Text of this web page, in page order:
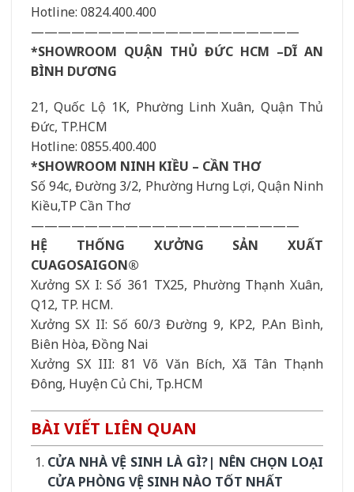
Hotline: 0824.400.400
————————————————————
*SHOWROOM QUẬN THỦ ĐỨC HCM –DĨ AN
BÌNH DƯƠNG
21, Quốc Lộ 1K, Phường Linh Xuân, Quận Thủ
Đức, TP.HCM
Hotline: 0855.400.400
*SHOWROOM NINH KIỀU – CẦN THƠ
Số 94c, Đường 3/2, Phường Hưng Lợi, Quận Ninh
Kiều,TP Cần Thơ
————————————————————
HỆ THỐNG XƯỞNG SẢN XUẤT
CUAGOSAIGON®
Xưởng SX I: Số 361 TX25, Phường Thạnh Xuân,
Q12, TP. HCM.
Xưởng SX II: Số 60/3 Đường 9, KP2, P.An Bình,
Biên Hòa, Đồng Nai
Xưởng SX III: 81 Võ Văn Bích, Xã Tân Thạnh
Đông, Huyện Củ Chi, Tp.HCM
BÀI VIẾT LIÊN QUAN
CỬA NHÀ VỆ SINH LÀ GÌ?| NÊN CHỌN LOẠI
CỬA PHÒNG VỆ SINH NÀO TỐT NHẤT